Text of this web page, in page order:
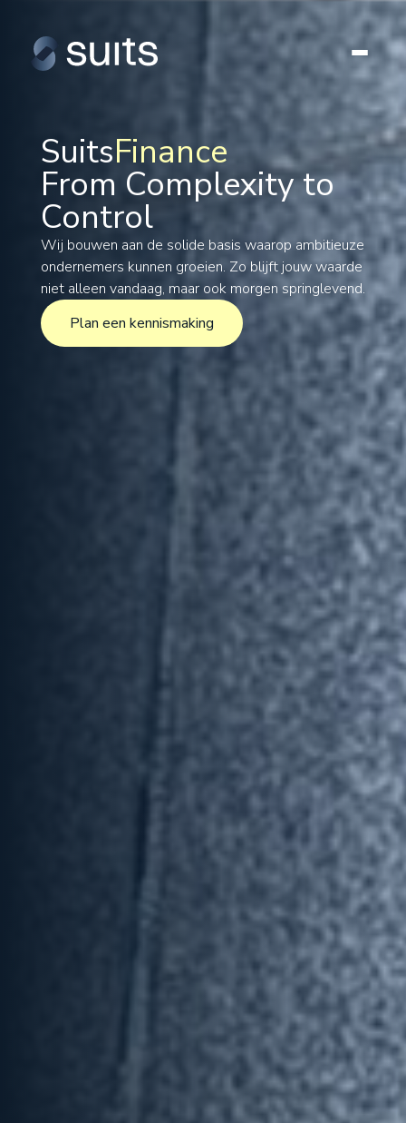
SuitsFinance
Tax
Legal
Formations
International
Projects
From Complexity to
Control
Wij bouwen aan de solide basis waarop ambitieuze
ondernemers kunnen groeien. Zo blijft jouw waarde
niet alleen vandaag, maar ook morgen springlevend.
Plan een kennismaking